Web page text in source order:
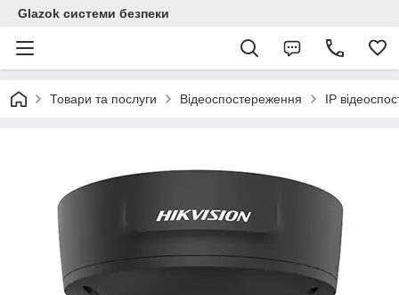
Glazok системи безпеки
Товари та послуги Відеоспостереження IP